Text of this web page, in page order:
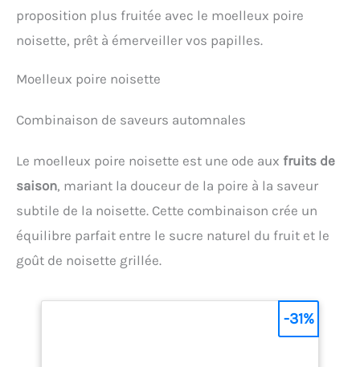
proposition plus fruitée avec le moelleux poire
noisette, prêt à émerveiller vos papilles.
Moelleux poire noisette
Combinaison de saveurs automnales
Le moelleux poire noisette est une ode aux fruits de
saison, mariant la douceur de la poire à la saveur
subtile de la noisette. Cette combinaison crée un
équilibre parfait entre le sucre naturel du fruit et le
goût de noisette grillée.
-31%